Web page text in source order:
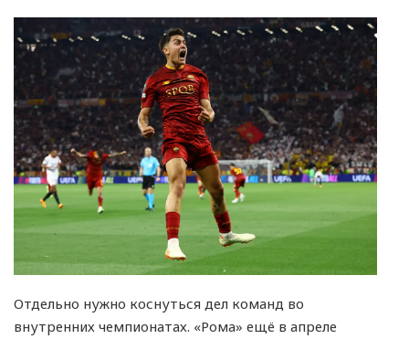
Отдельно нужно коснуться дел команд во
внутренних чемпионатах. «Рома» ещё в апреле